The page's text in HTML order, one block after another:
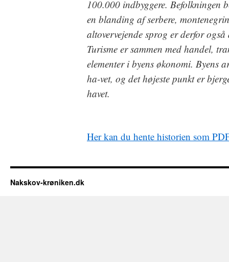
100.000 indbyggere. Befolkningen
en blanding af serbere,
altovervejende sprog er derfor også
Turisme er sammen med handel,
elementer i byens økonomi. Byens
ha-vet, og det højeste punkt er
havet.
Her kan du hente historien som
Nakskov-krøniken.dk